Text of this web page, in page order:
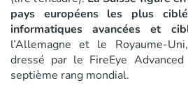
pays européens les plus
informatiques avancées et
l’Allemagne et le Royaume-
dressé par le FireEye
septième rang mondial.